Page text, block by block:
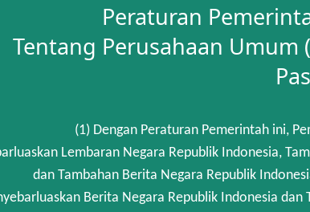
Peraturan
Tentang Perusahaan Umum
(1) Dengan Peraturan Pemerintah ini,
Lembaran Negara Republik Indonesia,
dan Tambahan Berita Negara Republik
Berita Negara Republik Indonesia